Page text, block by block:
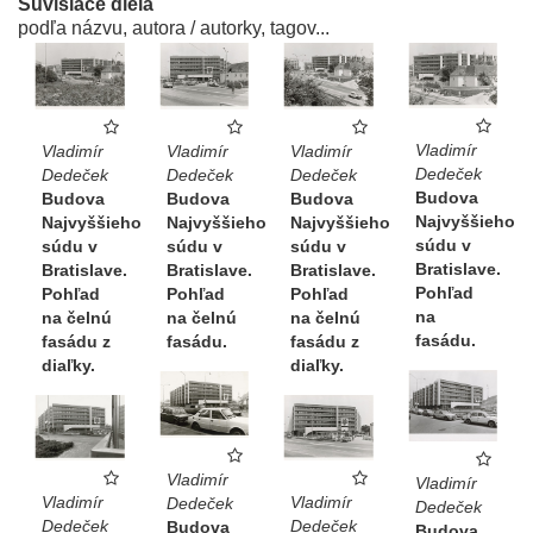
podľa názvu, autora / autorky, tagov...
Vladimír
Dedeček
Budova
Najvyššieho
súdu v
Bratislave.
Pohľad
na čelnú
fasádu z
diaľky.
Vladimír
Dedeček
Budova
Najvyššieho
súdu v
Bratislave.
Pohľad
na čelnú
fasádu.
Vladimír
Dedeček
Budova
Najvyššieho
súdu v
Bratislave.
Pohľad
na čelnú
fasádu z
diaľky.
Vladimír
Dedeček
Budova
Najvyššieho
súdu v
Bratislave.
Pohľad
na
fasádu.
Vladimír
Dedeček
Vladimír
Dedeček
Budova
Vladimír
Dedeček
Vladimír
Dedeček